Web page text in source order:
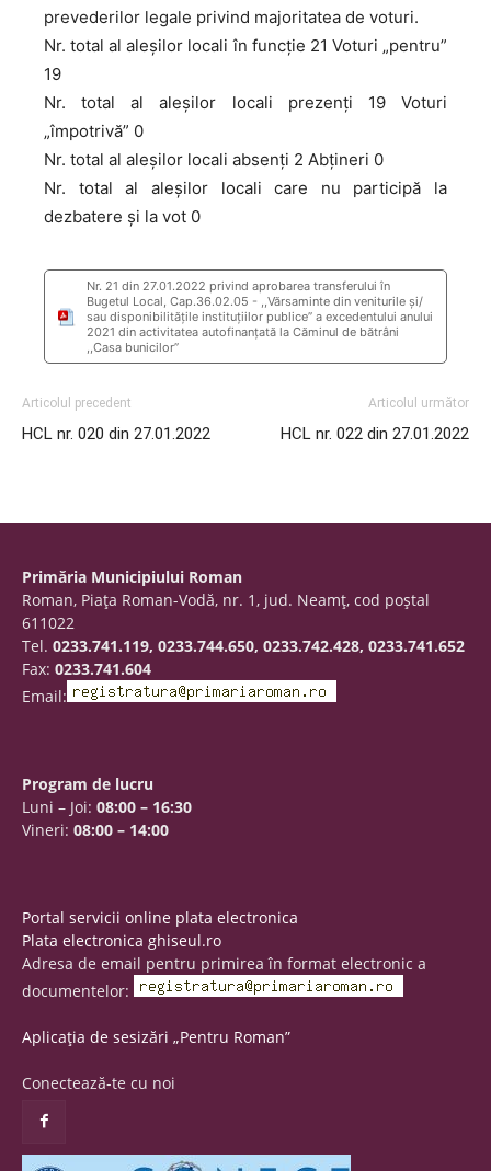
prevederilor legale privind majoritatea de voturi.
Nr. total al aleșilor locali în funcție 21 Voturi „pentru”
19
Nr. total al aleșilor locali prezenți 19 Voturi
„împotrivă” 0
Nr. total al aleșilor locali absenți 2 Abțineri 0
Nr. total al aleșilor locali care nu participă la
dezbatere și la vot 0
Nr. 21 din 27.01.2022 privind aprobarea transferului în
Bugetul Local, Cap.36.02.05 - ,,Vărsaminte din veniturile și/
sau disponibilitățile instituțiilor publice’’ a excedentului anului
2021 din activitatea autofinanțată la Căminul de bătrâni
,,Casa bunicilor’’
Articolul precedent
HCL nr. 020 din 27.01.2022
Articolul următor
HCL nr. 022 din 27.01.2022
Primăria Municipiului Roman
Roman, Piaţa Roman-Vodă, nr. 1, jud. Neamţ, cod poştal
611022
Tel. 0233.741.119, 0233.744.650, 0233.742.428, 0233.741.652
Fax: 0233.741.604
Email:
Program de lucru
Luni – Joi: 08:00 – 16:30
Vineri: 08:00 – 14:00
Portal servicii online plata electronica
Plata electronica ghiseul.ro
Adresa de email pentru primirea în format electronic a
documentelor:
Aplicația de sesizări „Pentru Roman”
Conectează-te cu noi